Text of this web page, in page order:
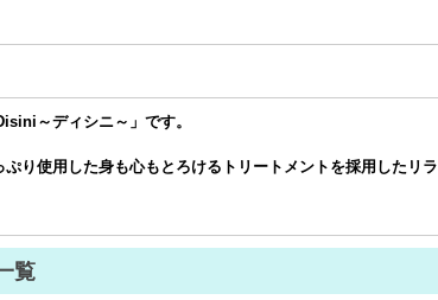
～ディシニ～」です。
り使用した身も心もとろけるトリートメントを採用したリラ
覧